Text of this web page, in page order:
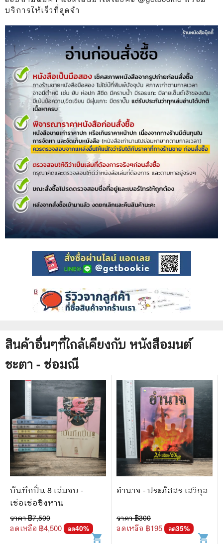
บริการให้เร็วที่สุดจ้า
สินค้าอื่นๆที่ใกล้เคียงกับ หนังสือมนต์
ชะตา - ช่อมณี
บันทึกปิ่น 8 เล่มจบ -
เช่อเช่อชิงหาน
ราคา ฿7,500
ลดเหลือ ฿4,500 ลด40%
shopping_cart
อำนาจ - ประภัสสร เสวิกุล
ราคา ฿300
ลดเหลือ ฿195 ลด35%
shopping_cart